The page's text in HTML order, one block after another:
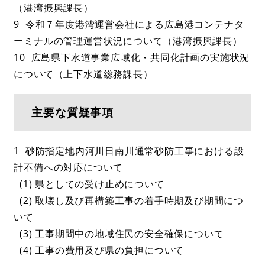
（港湾振興課長）
9 令和７年度港湾運営会社による広島港コンテナタ
ーミナルの管理運営状況について（港湾振興課長）
10 広島県下水道事業広域化・共同化計画の実施状況
について（上下水道総務課長）
主要な質疑事項
1 砂防指定地内河川日南川通常砂防工事における設
計不備への対応について
(1) 県としての受け止めについて
(2) 取壊し及び再構築工事の着手時期及び期間につ
いて
(3) 工事期間中の地域住民の安全確保について
(4) 工事の費用及び県の負担について